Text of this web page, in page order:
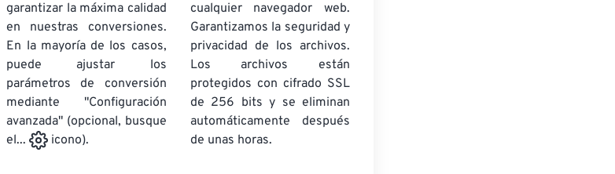
garantizar la máxima calidad
en nuestras conversiones.
En la mayoría de los casos,
puede ajustar los
parámetros de conversión
mediante "Configuración
avanzada" (opcional, busque
el...
icono).
cualquier navegador web.
Garantizamos la seguridad y
privacidad de los archivos.
Los archivos están
protegidos con cifrado SSL
de 256 bits y se eliminan
automáticamente después
de unas horas.